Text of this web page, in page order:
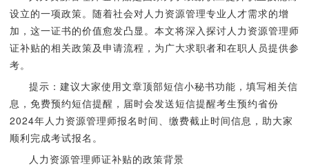
设立的一项政策。随着社会对人力资源管理专业人才需求的增
加，这一证书的价值愈发凸显。本文将深入探讨人力资源管理师
证补贴的相关政策及申请流程，为广大求职者和在职人员提供参
考。
提示：建议大家使用文章顶部短信小秘书功能，填写相关信
息，免费预约短信提醒，届时会发送短信提醒考生预约省份
2024年人力资源管理师报名时间、缴费截止时间信息，助大家
顺利完成考试报名。
人力资源管理师证补贴的政策背景